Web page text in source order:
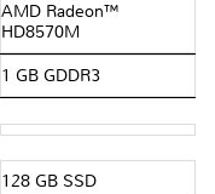
AMD Radeon™
HD8570M
1 GB GDDR3
128 GB SSD